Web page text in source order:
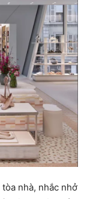
nhà, nhắc nhở